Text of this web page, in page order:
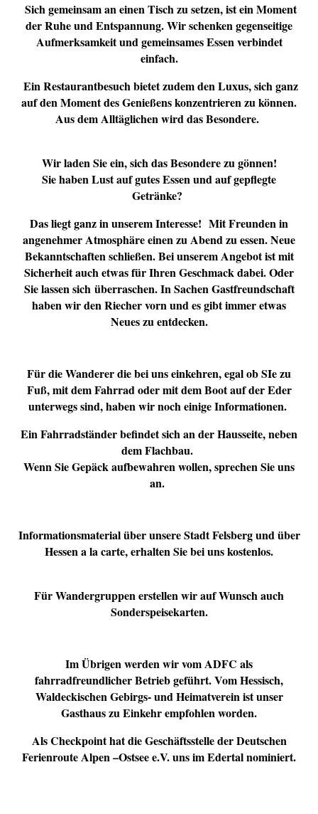
Sich gemeinsam an einen Tisch zu setzen, ist ein Moment
der Ruhe und Entspannung. Wir schenken gegenseitige
Aufmerksamkeit und gemeinsames Essen verbindet
einfach.
Ein Restaurantbesuch bietet zudem den Luxus, sich ganz
auf den Moment des Genießens konzentrieren zu können.
Aus dem Alltäglichen wird das Besondere.
Wir laden Sie ein, sich das Besondere zu gönnen!
Sie haben Lust auf gutes Essen und auf gepflegte
Getränke?
Das liegt ganz in unserem Interesse! Mit Freunden in
angenehmer Atmosphäre einen zu Abend zu essen. Neue
Bekanntschaften schließen. Bei unserem Angebot ist mit
Sicherheit auch etwas für Ihren Geschmack dabei. Oder
Sie lassen sich überraschen. In Sachen Gastfreundschaft
haben wir den Riecher vorn und es gibt immer etwas
Neues zu entdecken.
Für die Wanderer die bei uns einkehren, egal ob SIe zu
Fuß, mit dem Fahrrad oder mit dem Boot auf der Eder
unterwegs sind, haben wir noch einige Informationen.
Ein Fahrradständer befindet sich an der Hausseite, neben
dem Flachbau.
Wenn Sie Gepäck aufbewahren wollen, sprechen Sie uns
an.
Informationsmaterial über unsere Stadt Felsberg und über
Hessen a la carte, erhalten Sie bei uns kostenlos.
Für Wandergruppen erstellen wir auf Wunsch auch
Sonderspeisekarten.
Im Übrigen werden wir vom ADFC als
fahrradfreundlicher Betrieb geführt. Vom Hessisch,
Waldeckischen Gebirgs- und Heimatverein ist unser
Gasthaus zu Einkehr empfohlen worden.
Als Checkpoint hat die Geschäftsstelle der Deutschen
Ferienroute Alpen –Ostsee e.V. uns im Edertal nominiert.